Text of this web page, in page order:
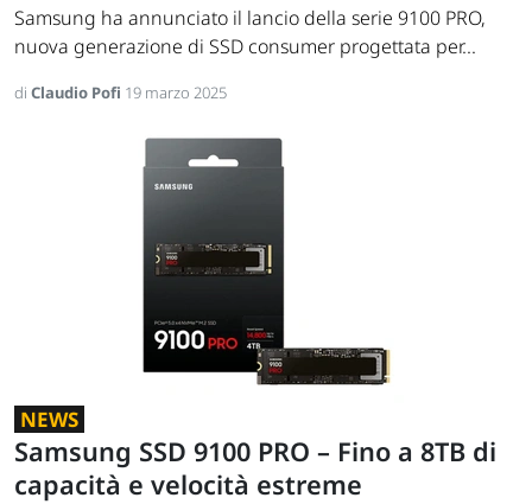
Samsung ha annunciato il lancio della serie 9100 PRO,
nuova generazione di SSD consumer progettata per...
di Claudio Pofi 19 marzo 2025
NEWS
Samsung SSD 9100 PRO – Fino a 8TB di
capacità e velocità estreme